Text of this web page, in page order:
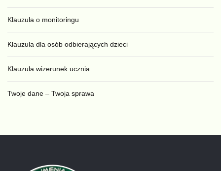
Klauzula o monitoringu
Klauzula dla osób odbierających dzieci
Klauzula wizerunek ucznia
Twoje dane – Twoja sprawa